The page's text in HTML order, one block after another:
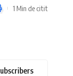
1 Min de citit